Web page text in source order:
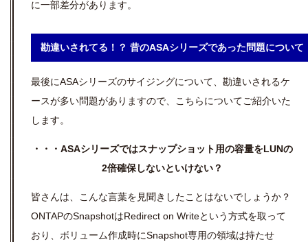
に一部差分があります。
勘違いされてる！？ 昔のASAシリーズであった問題について
最後にASAシリーズのサイジングについて、勘違いされるケ
ースが多い問題がありますので、こちらについてご紹介いた
します。
・・・ASAシリーズではスナップショット用の容量をLUNの
2倍確保しないといけない？
皆さんは、こんな言葉を見聞きしたことはないでしょうか？
ONTAPのSnapshotはRedirect on Writeという方式を取って
おり、ボリューム作成時にSnapshot専用の領域は持たせ